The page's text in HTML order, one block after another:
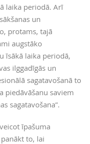
laika periodā. Arī
un
protams, tajā
augstāko
īsākā laika periodā,
ilggadīgās un
sagatavošanā to
piedāvāšanu saviem
sagatavošana”.
īpašuma
to, lai